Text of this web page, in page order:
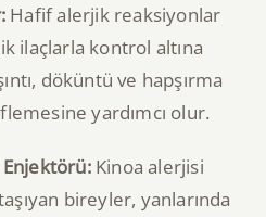
Hafif alerjik reaksiyonlar
ilaçlarla kontrol altına
döküntü ve hapşırma
yardımcı olur.
Kinoa alerjisi
bireyler, yanlarında